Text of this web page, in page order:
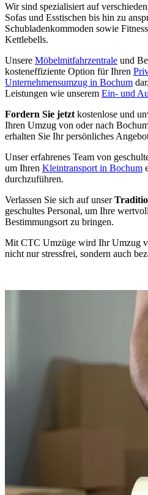
Wir sind spezialisiert auf
Sofas und Esstischen bis hin zu
Schubladenkommoden sowie
Kettlebells.
Unsere Möbelmitfahrzentrale und
kosteneffiziente Option für Ihren
Unternehmensumzug in Bochum
Leistungen wie unserem Ein- und
Fordern Sie jetzt kostenlose und
Ihren Umzug von oder nach
erhalten Sie Ihr persönliches
Unser erfahrenes Team von
um Ihren Kleintransport in Bochum
durchzuführen.
Verlassen Sie sich auf unser
geschultes Personal, um Ihre
Bestimmungsort zu bringen.
Mit CTC Umzüge wird Ihr Umzug
nicht nur stressfrei, sondern auch